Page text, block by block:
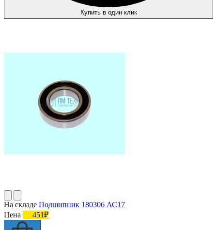
Купить в один клик
На складе Подшипник 180306 АС17
Цена
451₽